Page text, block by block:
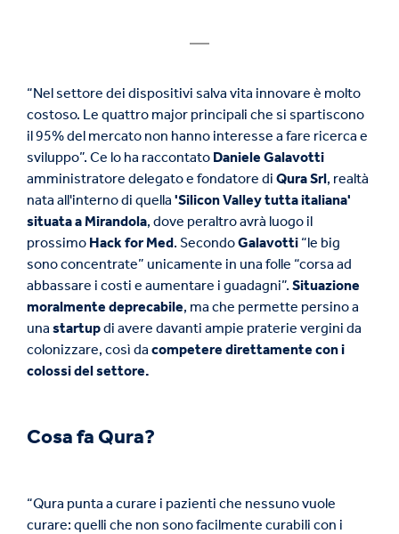
“Nel settore dei dispositivi salva vita innovare è molto
costoso. Le quattro major principali che si spartiscono
il 95% del mercato non hanno interesse a fare ricerca e
sviluppo”. Ce lo ha raccontato Daniele Galavotti
amministratore delegato e fondatore di Qura Srl , realtà
nata all'interno di quella 'Silicon Valley tutta italiana'
situata a Mirandola, dove peraltro avrà luogo il
prossimo Hack for Med . SecondoGalavotti “le big
sono concentrate” unicamente in una folle “corsa ad
abbassare i costi e aumentare i guadagni”. Situazione
moralmente deprecabile, ma che permette persino a
una startupdi avere davanti ampie praterie vergini da
colonizzare, così da competere direttamente con i
colossi del settore.
Cosa fa Qura?
“Qura punta a curare i pazienti che nessuno vuole
curare: quelli che non sono facilmente curabili con i